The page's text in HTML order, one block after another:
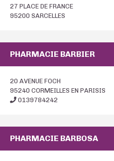
27 PLACE DE FRANCE
95200 SARCELLES
PHARMACIE BARBIER
20 AVENUE FOCH
95240 CORMEILLES EN PARISIS
0139784242
PHARMACIE BARBOSA